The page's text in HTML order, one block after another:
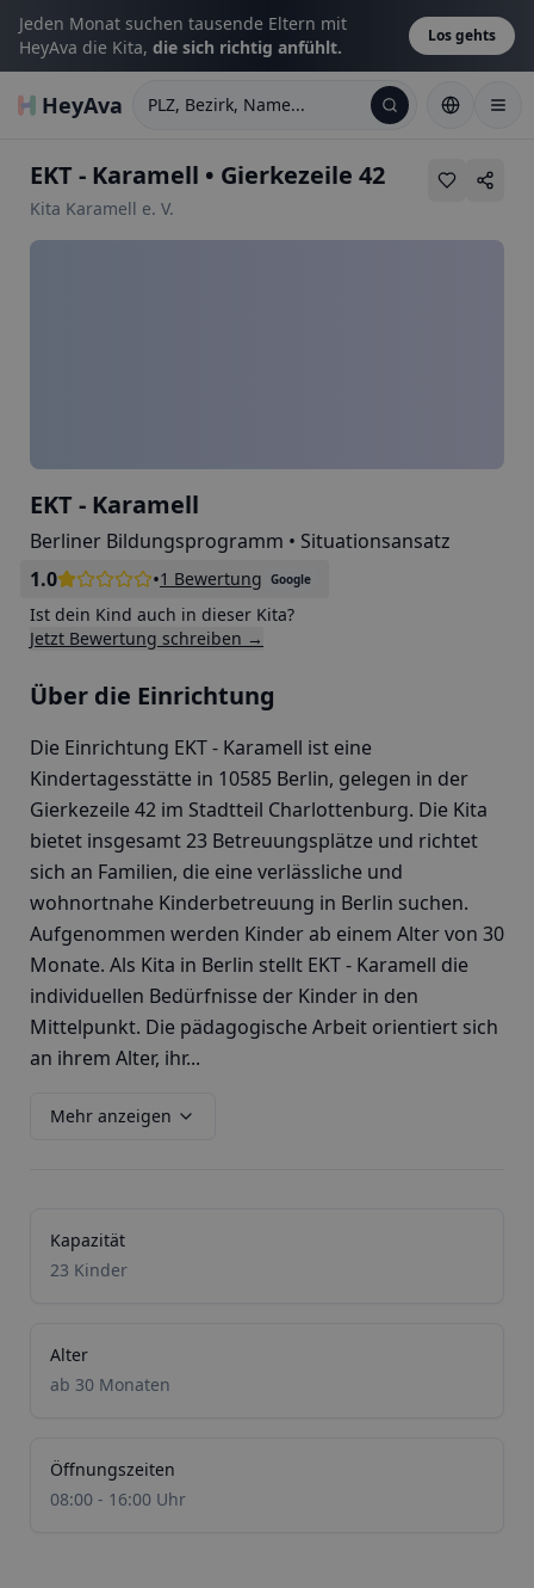
Jeden Monat suchen tausende Eltern mit
HeyAva die Kita, die sich richtig anfühlt.
Los gehts
HeyAva PLZ, Bezirk, Name...
EKT - Karamell • Gierkezeile 42
Kita Karamell e. V.
EKT - Karamell
Berliner Bildungsprogramm • Situationsansatz
1.0
•1 Bewertung Google
Ist dein Kind auch in dieser Kita?
Jetzt Bewertung schreiben →
Über die Einrichtung
Die Einrichtung EKT - Karamell ist eine
Kindertagesstätte in 10585 Berlin, gelegen in der
Gierkezeile 42 im Stadtteil Charlottenburg. Die Kita
bietet insgesamt 23 Betreuungsplätze und richtet
sich an Familien, die eine verlässliche und
wohnortnahe Kinderbetreuung in Berlin suchen.
Aufgenommen werden Kinder ab einem Alter von 30
Monate. Als Kita in Berlin stellt EKT - Karamell die
individuellen Bedürfnisse der Kinder in den
Mittelpunkt. Die pädagogische Arbeit orientiert sich
an ihrem Alter, ihr...
Mehr anzeigen
Kapazität
23 Kinder
Alter
ab 30 Monaten
Öffnungszeiten
08:00 - 16:00 Uhr